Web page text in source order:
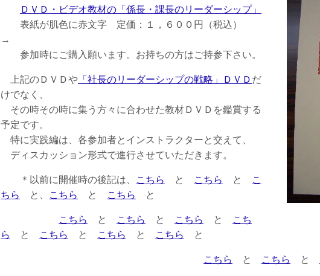
ＤＶＤ・ビデオ教材の「係長・課長のリーダーシップ」
表紙が肌色に赤文字 定価：１，６００円（税込）
→
参加時にご購入願います。お持ちの方はご持参下さい。
上記のＤＶＤや 「社長のリーダーシップの戦略」ＤＶＤ だ
けでなく、
その時その時に集う方々に合わせた教材ＤＶＤを鑑賞する
予定です。
特に実践編は、各参加者とインストラクターと交えて、
ディスカッション形式で進行させていただきます。
＊以前に開催時の後記は、 こちら と こちら と
こ
ちら
と、 こちら と こちら と
こちら と こちら と こちら と
こち
ら
と こちら と こちら と こちら と
こちら と こちら と